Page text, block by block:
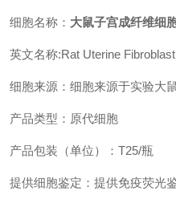
细胞名称： 大鼠子宫成纤维细
英文名称:Rat Uterine Fibroblast
细胞来源：细胞来源于实验大
产品类型：原代细胞
产品包装（单位）：T25/瓶
提供细胞鉴定：提供免疫荧光